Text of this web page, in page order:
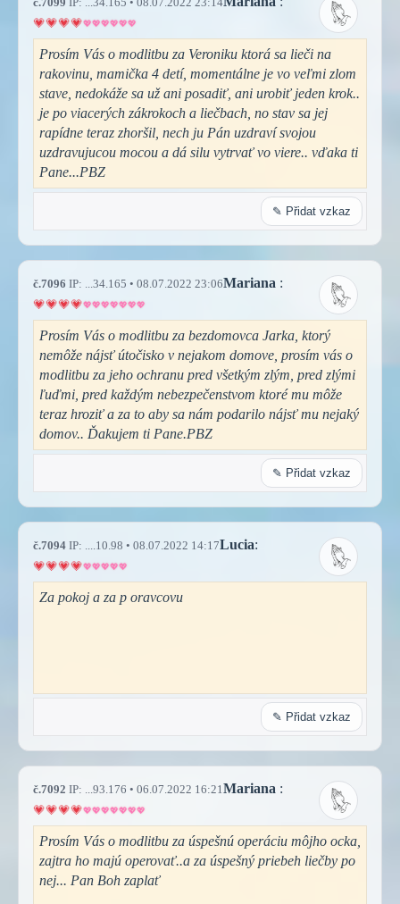
Prosím Vás o modlitbu za Veroniku ktorá sa lieči na
rakovinu, mamička 4 detí, momentálne je vo veľmi zlom
stave, nedokáže sa už ani posadiť, ani urobiť jeden krok..
je po viacerých zákrokoch a liečbach, no stav sa jej
rapídne teraz zhoršil, nech ju Pán uzdraví svojou
uzdravujucou mocou a dá silu vytrvať vo viere.. vďaka ti
Pane...PBZ
✎ Přidat vzkaz
č.7096 IP: ...34.165 • 08.07.2022 23:06Mariana :
Prosím Vás o modlitbu za bezdomovca Jarka, ktorý
nemôže nájsť útočisko v nejakom domove, prosím vás o
modlitbu za jeho ochranu pred všetkým zlým, pred zlými
ľuďmi, pred každým nebezpečenstvom ktoré mu môže
teraz hroziť a za to aby sa nám podarilo nájsť mu nejaký
domov.. Ďakujem ti Pane.PBZ
✎ Přidat vzkaz
č.7094 IP: ....10.98 • 08.07.2022 14:17Lucia:
Za pokoj a za p oravcovu
✎ Přidat vzkaz
č.7092 IP: ...93.176 • 06.07.2022 16:21 Mariana :
Prosím Vás o modlitbu za úspešnú operáciu môjho ocka,
zajtra ho majú operovať..a za úspešný priebeh liečby po
nej... Pan Boh zaplať